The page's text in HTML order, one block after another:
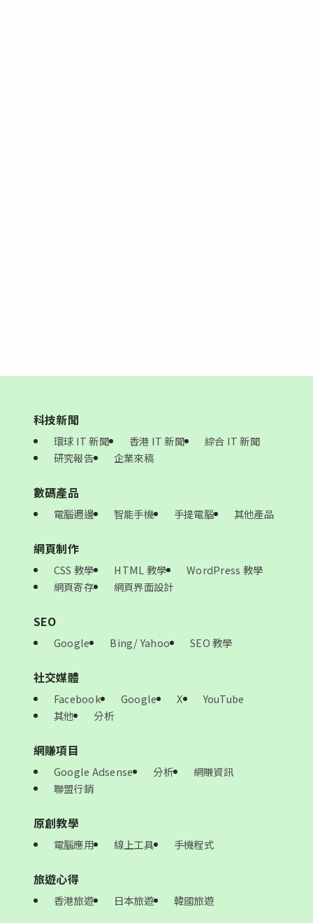
科技新聞
環球 IT 新聞 香港 IT 新聞
綜合 IT 新聞
研究報告
企業來稿
數碼產品
電腦週邊 智能手機 手提電腦 其他產品
網頁制作
CSS 教學 HTML 教學
WordPress 教學
網頁寄存
網頁界面設計
SEO
Google Bing/ Yahoo SEO 教學
社交媒體
Facebook Google X
YouTube
其他
分析
網賺項目
Google Adsense 分析
網賺資訊
聯盟行銷
原創教學
電腦應用 線上工具 手機程式
旅遊心得
香港旅遊 日本旅遊 韓國旅遊